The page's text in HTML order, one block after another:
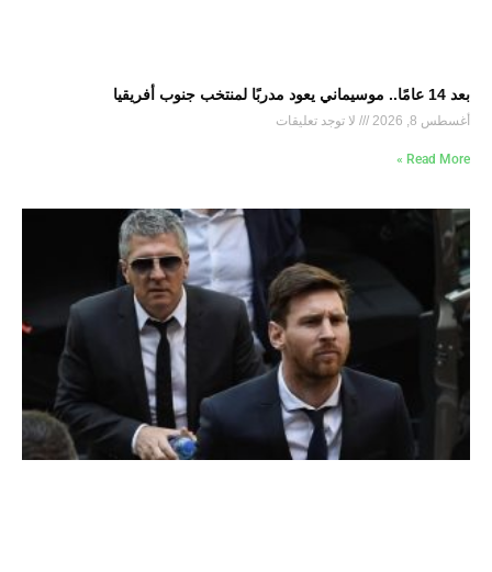
بعد 14 عامًا.. موسيماني يعود مدربًا لمنتخب جنوب أفريقيا
أغسطس 8, 2026 لا توجد تعليقات
Read More »